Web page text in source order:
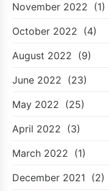
November 2022 (1)
October 2022 (4)
August 2022 (9)
June 2022 (23)
May 2022 (25)
April 2022 (3)
March 2022 (1)
December 2021 (2)